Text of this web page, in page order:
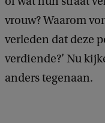
vrouw? Waarom
verleden dat deze
verdiende?’ Nu
anders tegenaan.